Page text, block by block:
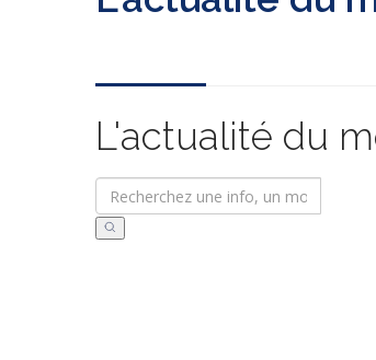
L'actualité du